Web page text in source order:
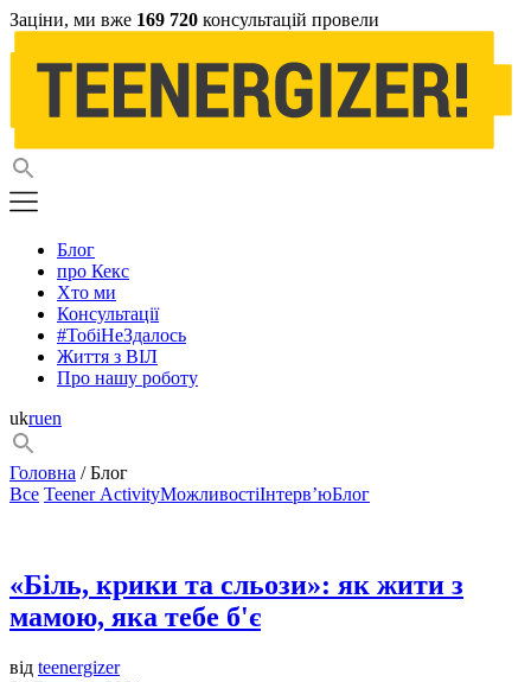
Заціни, ми вже 169 720 консультацій провели
Блог
про Кекс
Хто ми
Консультації
#ТобіНеЗдалось
Життя з ВІЛ
Про нашу роботу
ukruen
Головна / Блог
Все Teener ActivityМожливостіІнтерв’юБлог
«Біль, крики та сльози»: як жити з
мамою, яка тебе б'є
від teenergizer